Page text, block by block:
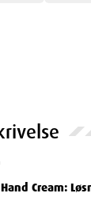
Hand Cream: